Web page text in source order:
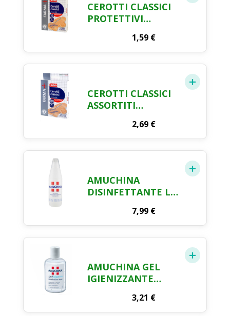
CEROTTI CLASSICI
PROTETTIVI
1,59 €
CEROTTI CLASSICI
ASSORTITI
CRAI X 1002,69 €
AMUCHINA
DISINFETTANTE LT.
7,99 €
AMUCHINA GEL
IGIENIZZANTE
3,21 €